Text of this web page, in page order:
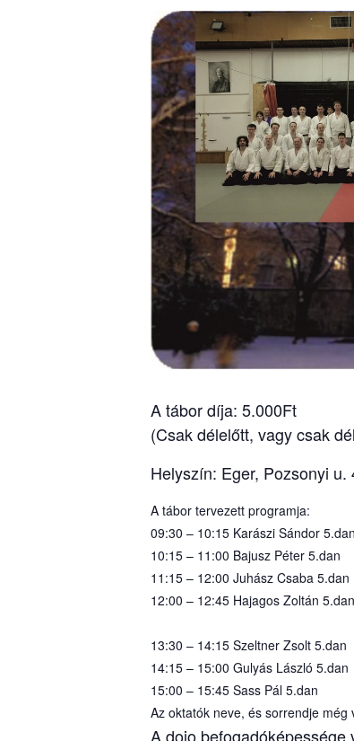
A tábor díja: 5.000Ft
(Csak délelőtt, vagy csak
Helyszín: Eger, Pozsonyi u.
A tábor tervezett programja:
09:30 – 10:15 Karászi Sándor 5.dan
10:15 – 11:00 Bajusz Péter 5.dan
11:15 – 12:00 Juhász Csaba 5.dan
12:00 – 12:45 Hajagos Zoltán 5.dan
13:30 – 14:15 Szeltner Zsolt 5.dan
14:15 – 15:00 Gulyás László 5.dan
15:00 – 15:45 Sass Pál 5.dan
Az oktatók neve, és sorrendje még
A dojo